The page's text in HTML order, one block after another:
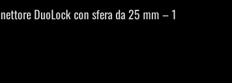
DuoLock con sfera da 25 mm – 1